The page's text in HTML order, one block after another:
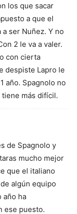
los que sacar
a que el
ser Nuñez. Y no
2 le va a valer.
con cierta
despiste Lapro le
año. Spagnolo no
tiene más difícil.
de Spagnolo y
mucho mejor
que el italiano
algún equipo
año ha
ese puesto.